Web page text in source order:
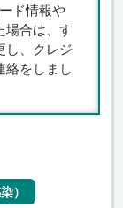
ド情報や
場合は、す
し、クレジ
絡をしまし
）